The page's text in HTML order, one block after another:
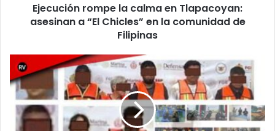
Chicles”
de
Filipinas
Ejecución rompe la calma en Tlapacoyan:
asesinan a “El Chicles” en la comunidad de
Filipinas
FGE
reporta
7
operativos